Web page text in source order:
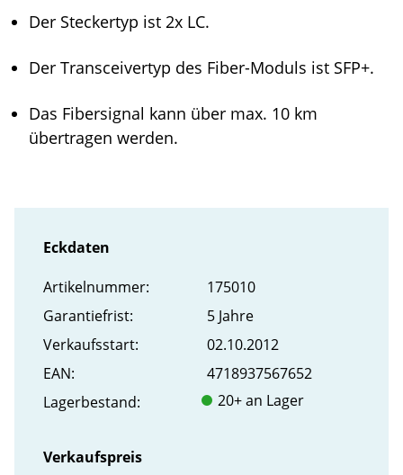
Der Steckertyp ist 2x LC.
Der Transceivertyp des Fiber-Moduls ist SFP+.
Das Fibersignal kann über max. 10 km
übertragen werden.
Eckdaten
Artikel­nummer:
175010
Garantiefrist:
5 Jahre
Verkaufs­start:
02.10.2012
EAN:
4718937567652
Lager­bestand:
20+ an Lager
Verkaufspreis